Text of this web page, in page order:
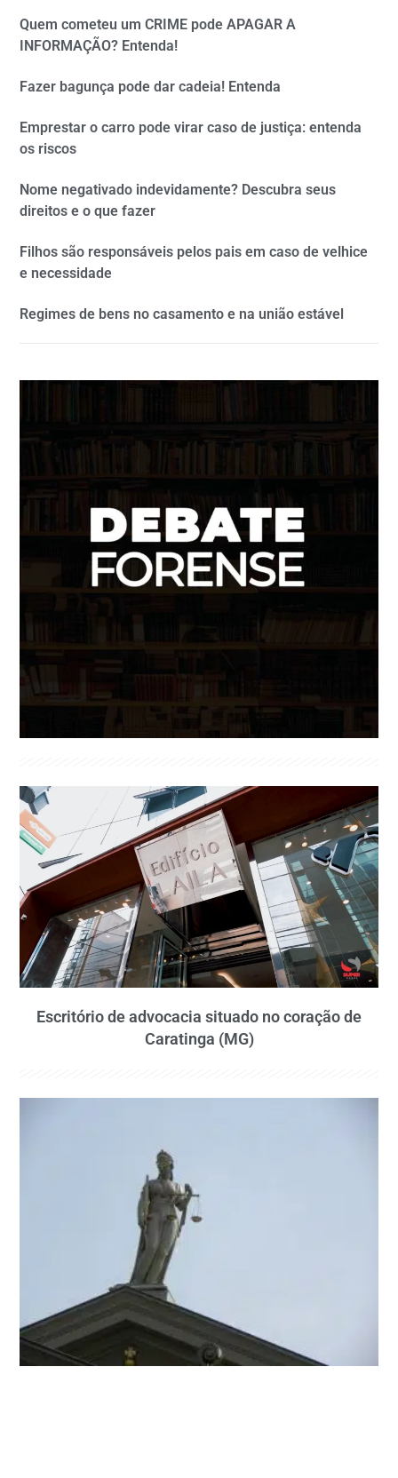
Quem cometeu um CRIME pode APAGAR A
INFORMAÇÃO? Entenda!
Fazer bagunça pode dar cadeia! Entenda
Emprestar o carro pode virar caso de justiça: entenda
os riscos
Nome negativado indevidamente? Descubra seus
direitos e o que fazer
Filhos são responsáveis pelos pais em caso de velhice
e necessidade
Regimes de bens no casamento e na união estável
Escritório de advocacia situado no coração de
Caratinga (MG)